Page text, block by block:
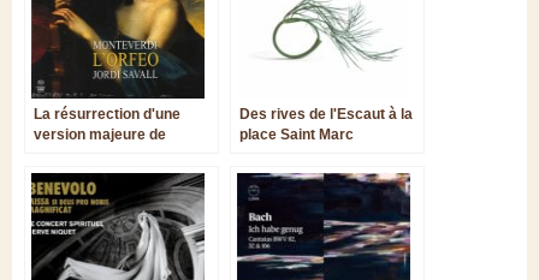
La résurrection d'une
version majeure de
Des rives de l'Escaut à la
place Saint Marc